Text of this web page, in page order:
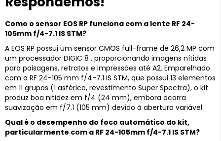
Como o sensor EOS RP funciona com a lente RF 24-
105mm f/4-7.1 IS STM?
A EOS RP possui um sensor CMOS full-frame de 26,2 MP com
um processador DIGIC 8 , proporcionando imagens nítidas
para paisagens, retratos e impressões até A2. Emparelhado
com a RF 24-105 mm f/4-7.1 IS STM, que possui 13 elementos
em 11 grupos (1 asférico, revestimento Super Spectra), o kit
produz boa nitidez em f/4 (24 mm), embora ocorra
suavização em f/7.1 (105 mm) devido à abertura variável.
Qual é o desempenho do foco automático do kit,
particularmente com a RF 24-105mm f/4-7.1 IS STM?